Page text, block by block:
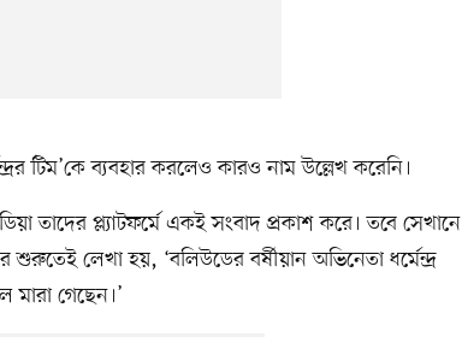
টিম’কে ব্যবহার করলেও কারও নাম উল্লেখ করেনি।
তাদের প্ল্যাটফর্মে একই সংবাদ প্রকাশ করে। তবে সেখানে
লেখা হয়, ‘বলিউডের বর্ষীয়ান অভিনেতা ধর্মেন্দ্র
মারা গেছেন।’